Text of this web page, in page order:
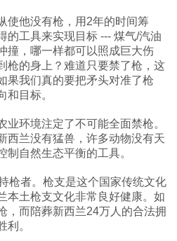
使他没有枪，用2年的时间筹
的工具来实现目标 --- 煤气/汽油
撞，哪一样都可以照成巨大伤
枪的身上？难道只要禁了枪，这
果我们真的要把矛头对准了枪
和目标。
环境注定了不可能全面禁枪。
西兰没有猛兽，许多动物没有天
自然生态平衡的工具。
枪者。枪支是这个国家传统文化
本土枪支文化非常良好健康。如
，而陪葬新西兰24万人的合法拥
利。